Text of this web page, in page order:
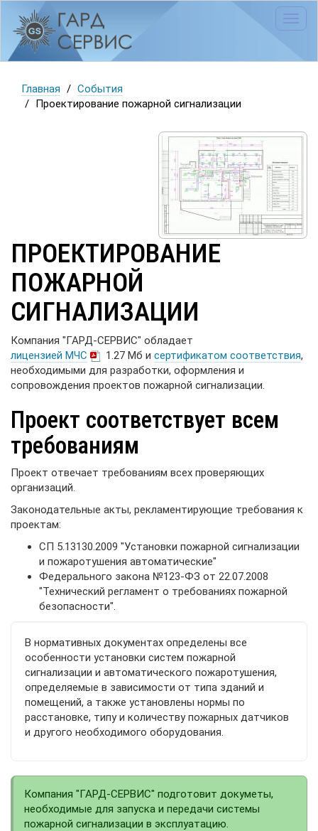
Главная
События
Проектирование пожарной сигнализации
ПРОЕКТИРОВАНИЕ
ПОЖАРНОЙ
СИГНАЛИЗАЦИИ
Компания "ГАРД-СЕРВИС" обладает
лицензией МЧС
1.27 Мбисертификатом соответствия,
необходимыми для разработки, оформления и
сопровождения проектов пожарной сигнализации.
Проект соответствует всем
требованиям
Проект отвечает требованиям всех проверяющих
организаций.
Законодательные акты, рекламентирующие требования к
проектам:
CП 5.13130.2009 "Установки пожарной сигнализации
и пожаротушения автоматические"
Федерального закона №123-ФЗ от 22.07.2008
"Технический регламент о требованиях пожарной
безопасности".
В нормативных документах определены все
особенности установки систем пожарной
сигнализации и автоматического пожаротушения,
определяемые в зависимости от типа зданий и
помещений, а также установлены нормы по
расстановке, типу и количеству пожарных датчиков
и другого необходимого оборудования.
Компания "ГАРД-СЕРВИС" подготовит докуметы,
необходимые для запуска и передачи системы
пожарной сигнализации в эксплуатацию.